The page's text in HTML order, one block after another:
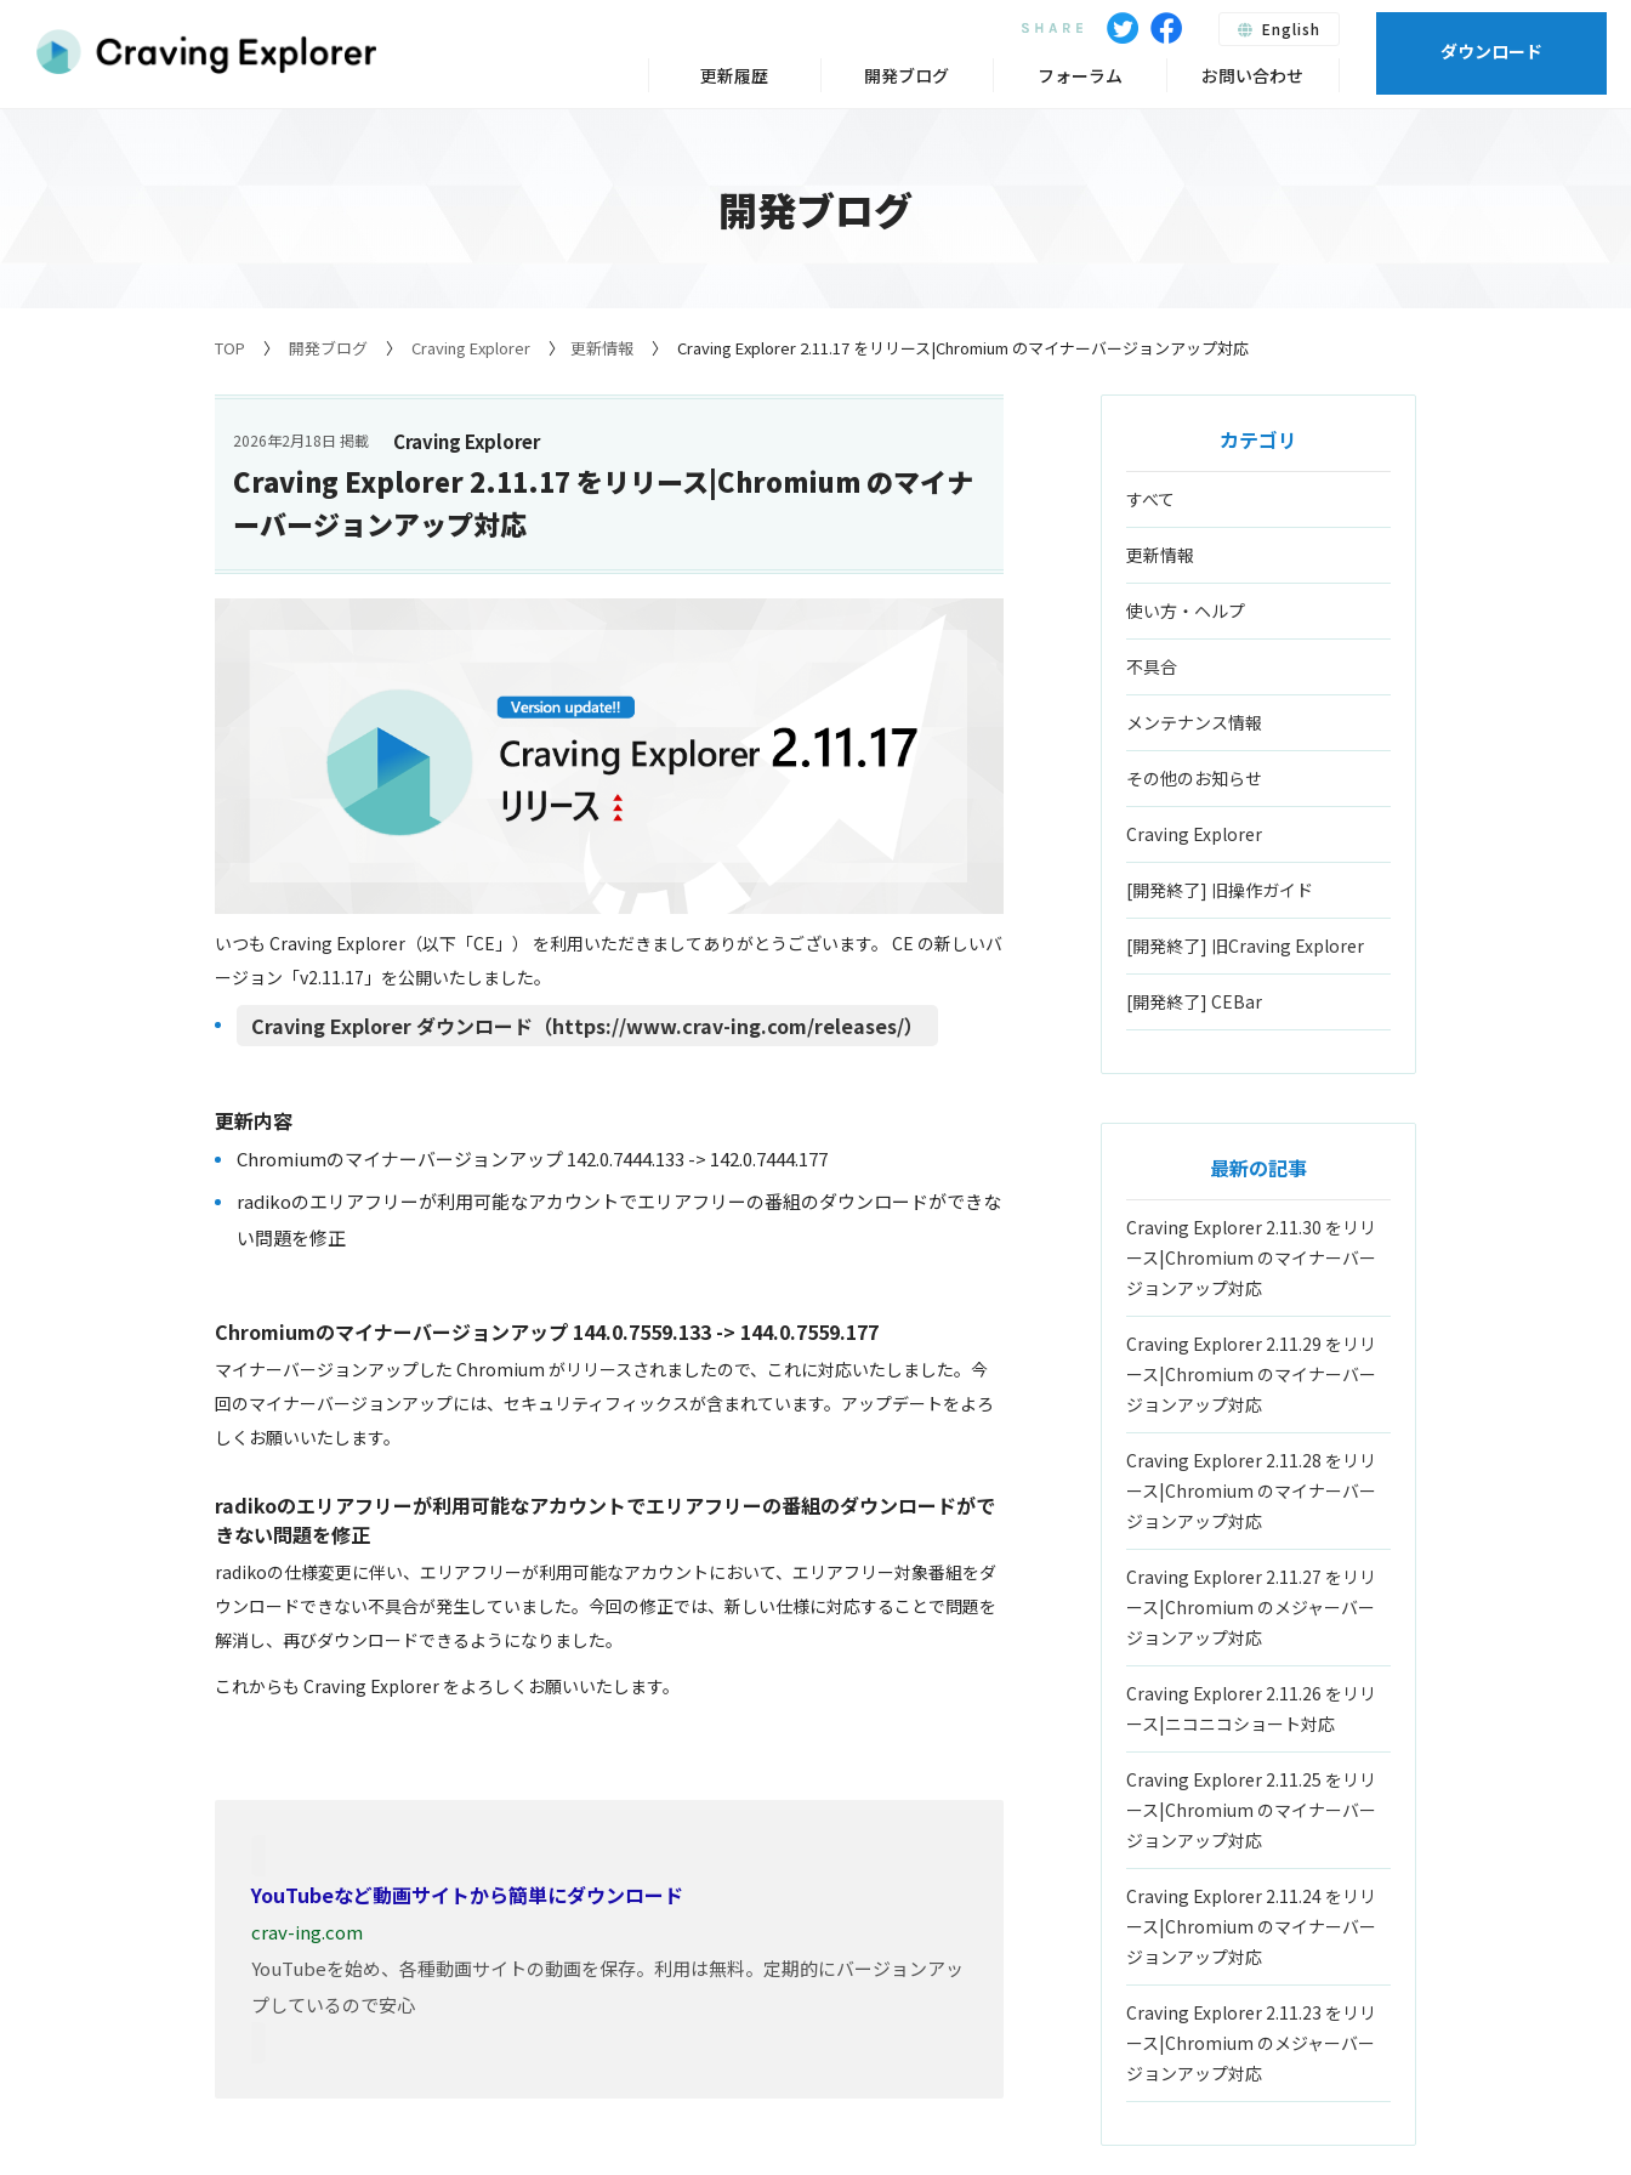
開発ブログ
TOP 開発ブログ Craving Explorer 更新情報 Craving Explorer 2.11.17 をリリース|Chromium のマイナーバージョンアップ対応
Craving Explorer
2026年2月18日 掲載
Craving Explorer 2.11.17 をリリース|Chromium のマイナ
ーバージョンアップ対応
いつも Craving Explorer（以下「CE」） を利用いただきましてありがとうございます。 CE の新しいバ
ージョン「v2.11.17」を公開いたしました。
Craving Explorer ダウンロード（https://www.crav-ing.com/releases/）
更新内容
Chromiumのマイナーバージョンアップ 142.0.7444.133 -> 142.0.7444.177
radikoのエリアフリーが利用可能なアカウントでエリアフリーの番組のダウンロードができな
い問題を修正
Chromiumのマイナーバージョンアップ 144.0.7559.133 -> 144.0.7559.177
マイナーバージョンアップした Chromium がリリースされましたので、これに対応いたしました。今
回のマイナーバージョンアップには、セキュリティフィックスが含まれています。アップデートをよろ
しくお願いいたします。
radikoのエリアフリーが利用可能なアカウントでエリアフリーの番組のダウンロードがで
きない問題を修正
radikoの仕様変更に伴い、エリアフリーが利用可能なアカウントにおいて、エリアフリー対象番組をダ
ウンロードできない不具合が発生していました。今回の修正では、新しい仕様に対応することで問題を
解消し、再びダウンロードできるようになりました。
これからも Craving Explorer をよろしくお願いいたします。
YouTubeなど動画サイトから簡単にダウンロード
crav-ing.com
YouTubeを始め、各種動画サイトの動画を保存。利用は無料。定期的にバージョンアッ
プしているので安心
カテゴリ
すべて
更新情報
使い方・ヘルプ
不具合
メンテナンス情報
その他のお知らせ
Craving Explorer
[開発終了] 旧操作ガイド
[開発終了] 旧Craving Explorer
[開発終了] CEBar
最新の記事
Craving Explorer 2.11.30 をリリ
ース|Chromium のマイナーバー
ジョンアップ対応
Craving Explorer 2.11.29 をリリ
ース|Chromium のマイナーバー
ジョンアップ対応
Craving Explorer 2.11.28 をリリ
ース|Chromium のマイナーバー
ジョンアップ対応
Craving Explorer 2.11.27 をリリ
ース|Chromium のメジャーバー
ジョンアップ対応
Craving Explorer 2.11.26 をリリ
ース|ニコニコショート対応
Craving Explorer 2.11.25 をリリ
ース|Chromium のマイナーバー
ジョンアップ対応
Craving Explorer 2.11.24 をリリ
ース|Chromium のマイナーバー
ジョンアップ対応
Craving Explorer 2.11.23 をリリ
ース|Chromium のメジャーバー
ジョンアップ対応
ダウンロード
English
更新履歴 開発ブログ フォーラム お問い合わせ